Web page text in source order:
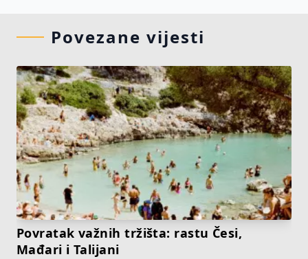
Povezane vijesti
Povratak važnih tržišta: rastu Česi,
Mađari i Talijani